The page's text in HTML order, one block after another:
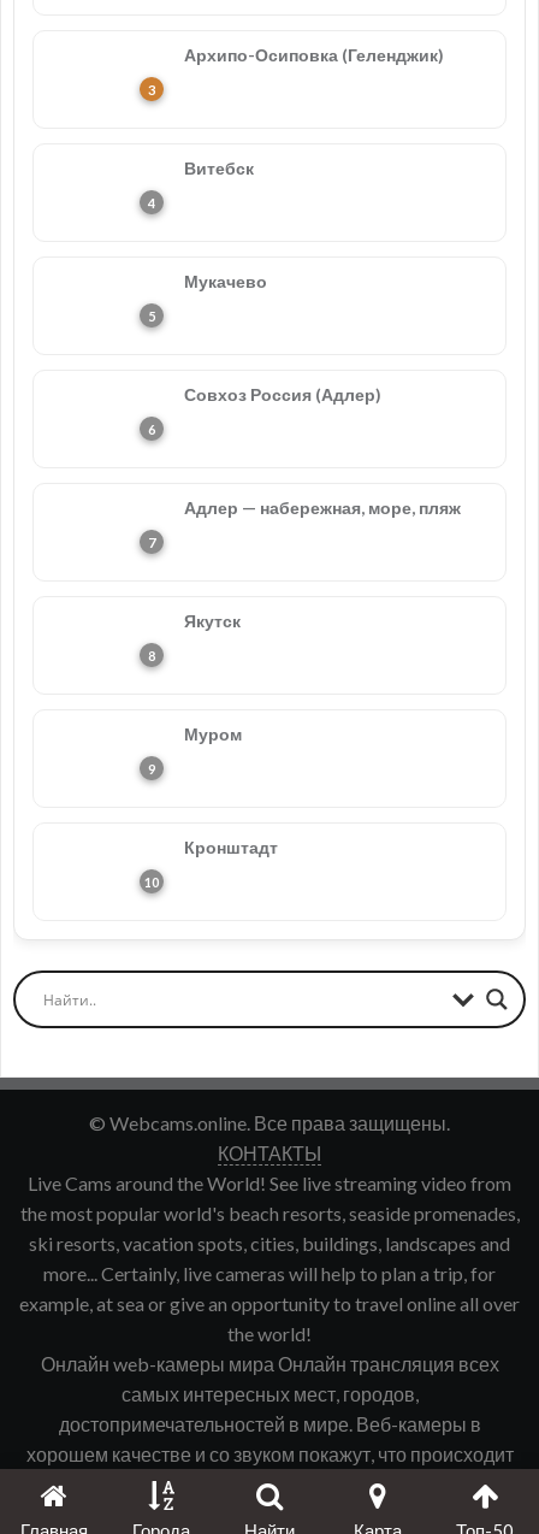
Архипо-Осиповка (Геленджик)
Витебск
Мукачево
Совхоз Россия (Адлер)
Адлер — набережная, море, пляж
Якутск
Муром
Кронштадт
© Webcams.online. Все права защищены.
КОНТАКТЫ
Live Cams around the World! See live streaming video from
the most popular world's beach resorts, seaside promenades,
ski resorts, vacation spots, cities, buildings, landscapes and
more... Certainly, live cameras will help to plan a trip, for
example, at sea or give an opportunity to travel online all over
the world!
Онлайн web-камеры мира Онлайн трансляция всех
самых интересных мест, городов,
достопримечательностей в мире. Веб-камеры в
хорошем качестве и со звуком покажут, что происходит
именно сейчас в интересующем Вас городе, курорте и
т.д.